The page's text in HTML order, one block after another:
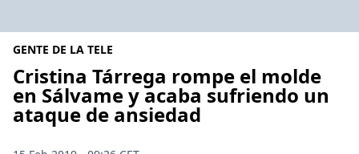
GENTE DE LA TELE
Cristina Tárrega rompe el molde
en Sálvame y acaba sufriendo un
ataque de ansiedad